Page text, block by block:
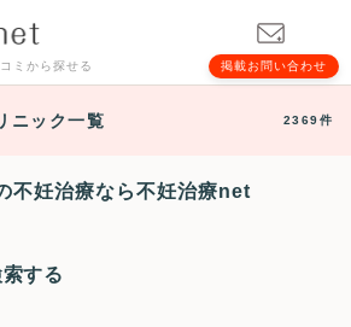
ミから探せる 掲載お問い合わせ
ニック一覧 2369件
不妊治療なら不妊治療net
する